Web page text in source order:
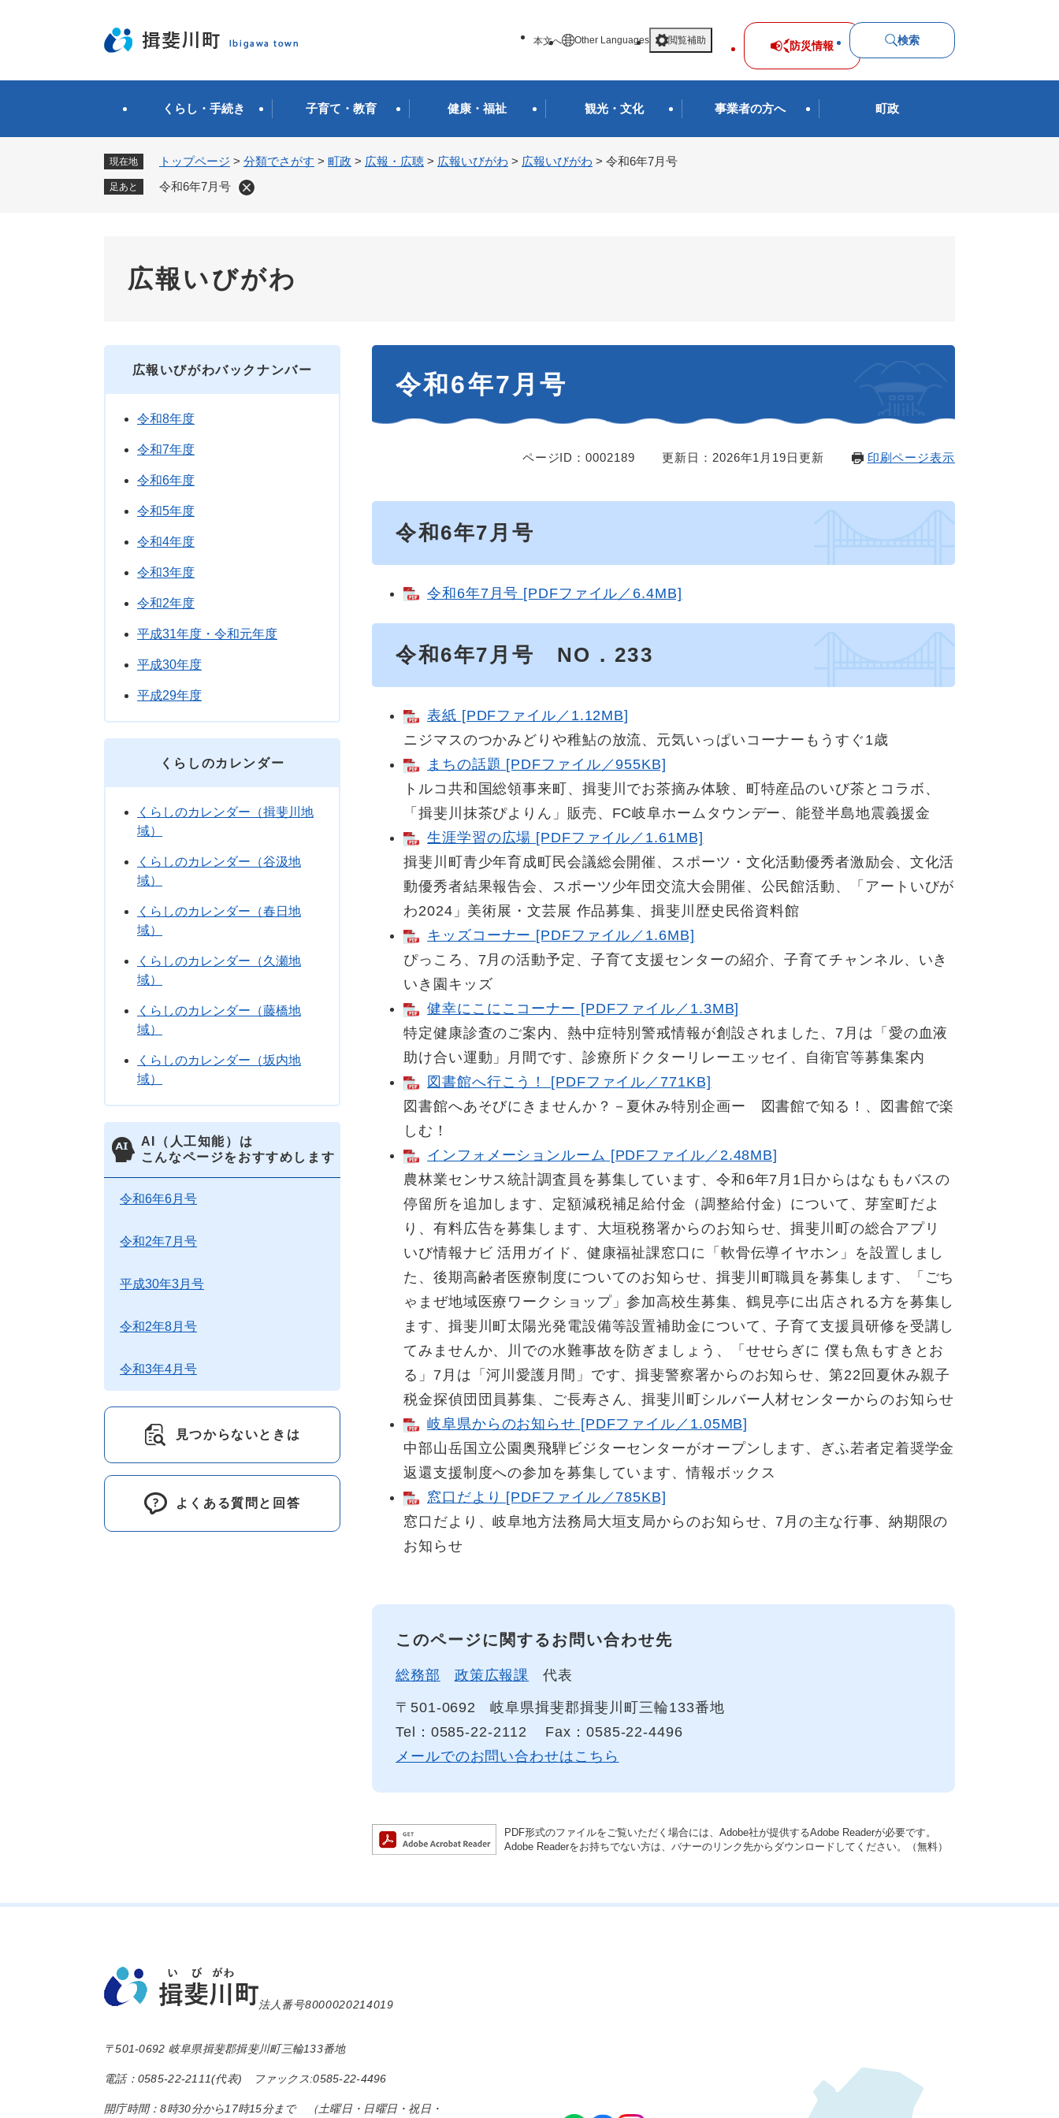
先
す
本文へ Other Languages 閲覧補助 防災情報 検索
くらし・手続き 子育て・教育 健康・福祉 観光・文化 事業者の方へ 町政
現在地 トップページ > 分類でさがす > 町政 > 広報・広聴 > 広報いびがわ > 広報いびがわ > 令和6年7月号
足あと 令和6年7月号
広報いびがわ
令和6年7月号
ページID：0002189 更新日：2026年1月19日更新 印刷ページ表示
令和6年7月号
令和6年7月号 [PDFファイル／6.4MB]
令和6年7月号 NO．233
表紙 [PDFファイル／1.12MB]
ニジマスのつかみどりや稚鮎の放流、元気いっぱいコーナーもうすぐ1歳
まちの話題 [PDFファイル／955KB]
トルコ共和国総領事来町、揖斐川でお茶摘み体験、町特産品のいび茶とコラボ、
「揖斐川抹茶ぴよりん」販売、FC岐阜ホームタウンデー、能登半島地震義援金
生涯学習の広場 [PDFファイル／1.61MB]
揖斐川町青少年育成町民会議総会開催、スポーツ・文化活動優秀者激励会、文化活
動優秀者結果報告会、スポーツ少年団交流大会開催、公民館活動、「アートいびが
わ2024」美術展・文芸展 作品募集、揖斐川歴史民俗資料館
キッズコーナー [PDFファイル／1.6MB]
ぴっころ、7月の活動予定、子育て支援センターの紹介、子育てチャンネル、いき
いき園キッズ
健幸にこにこコーナー [PDFファイル／1.3MB]
特定健康診査のご案内、熱中症特別警戒情報が創設されました、7月は「愛の血液
助け合い運動」月間です、診療所ドクターリレーエッセイ、自衛官等募集案内
図書館へ行こう！ [PDFファイル／771KB]
図書館へあそびにきませんか？－夏休み特別企画ー 図書館で知る！、図書館で楽
しむ！
インフォメーションルーム [PDFファイル／2.48MB]
農林業センサス統計調査員を募集しています、令和6年7月1日からはなももバスの
停留所を追加します、定額減税補足給付金（調整給付金）について、芽室町だよ
り、有料広告を募集します、大垣税務署からのお知らせ、揖斐川町の総合アプリ
いび情報ナビ 活用ガイド、健康福祉課窓口に「軟骨伝導イヤホン」を設置しまし
た、後期高齢者医療制度についてのお知らせ、揖斐川町職員を募集します、「ごち
ゃまぜ地域医療ワークショップ」参加高校生募集、鶴見亭に出店される方を募集し
ます、揖斐川町太陽光発電設備等設置補助金について、子育て支援員研修を受講し
てみませんか、川での水難事故を防ぎましょう、「せせらぎに 僕も魚もすきとお
る」7月は「河川愛護月間」です、揖斐警察署からのお知らせ、第22回夏休み親子
税金探偵団団員募集、ご長寿さん、揖斐川町シルバー人材センターからのお知らせ
岐阜県からのお知らせ [PDFファイル／1.05MB]
中部山岳国立公園奥飛騨ビジターセンターがオープンします、ぎふ若者定着奨学金
返還支援制度への参加を募集しています、情報ボックス
窓口だより [PDFファイル／785KB]
窓口だより、岐阜地方法務局大垣支局からのお知らせ、7月の主な行事、納期限の
お知らせ
このページに関するお問い合わせ先
総務部 政策広報課 代表
〒501-0692
岐阜県揖斐郡揖斐川町三輪133番地
Tel：0585-22-2112
Fax：0585-22-4496
メールでのお問い合わせはこちら
PDF形式のファイルをご覧いただく場合には、Adobe社が提供するAdobe Readerが必要です。
Adobe Readerをお持ちでない方は、バナーのリンク先からダウンロードしてください。（無料）
広報いびがわバックナンバー
令和8年度
令和7年度
令和6年度
令和5年度
令和4年度
令和3年度
令和2年度
平成31年度・令和元年度
平成30年度
平成29年度
くらしのカレンダー
くらしのカレンダー（揖斐川地
域）
くらしのカレンダー（谷汲地
域）
くらしのカレンダー（春日地
域）
くらしのカレンダー（久瀬地
域）
くらしのカレンダー（藤橋地
域）
くらしのカレンダー（坂内地
域）
AI（人工知能）は
こんなページをおすすめします
令和6年6月号
令和2年7月号
平成30年3月号
令和2年8月号
令和3年4月号
見つからないときは
よくある質問と回答
法人番号8000020214019
〒501-0692 岐阜県揖斐郡揖斐川町三輪133番地
電話：0585-22-2111(代表) ファックス:0585-22-4496
開庁時間：8時30分から17時15分まで （土曜日・日曜日・祝日・